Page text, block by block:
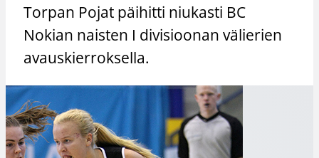
Torpan Pojat päihitti niukasti BC
Nokian naisten I divisioonan välierien
avauskierroksella.